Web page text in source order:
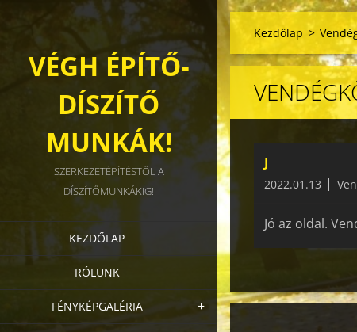
VÉGH ÉPÍTŐ-
DÍSZÍTŐ
MUNKÁK!
SZERKEZETÉPÍTÉSTŐL A
DÍSZÍTŐMUNKÁKIG!
KEZDŐLAP
RÓLUNK
FÉNYKÉPGALÉRIA
Kezdőlap >
J
2022.01.13
Jó az oldal.